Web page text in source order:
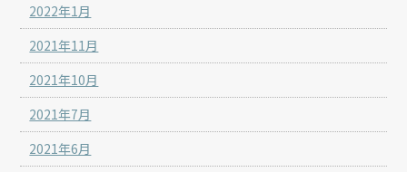
2022年1月
2021年11月
2021年10月
2021年7月
2021年6月